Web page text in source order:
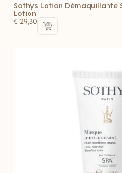
Sothys Lotion Démaquillante
Lotion
€ 29,80